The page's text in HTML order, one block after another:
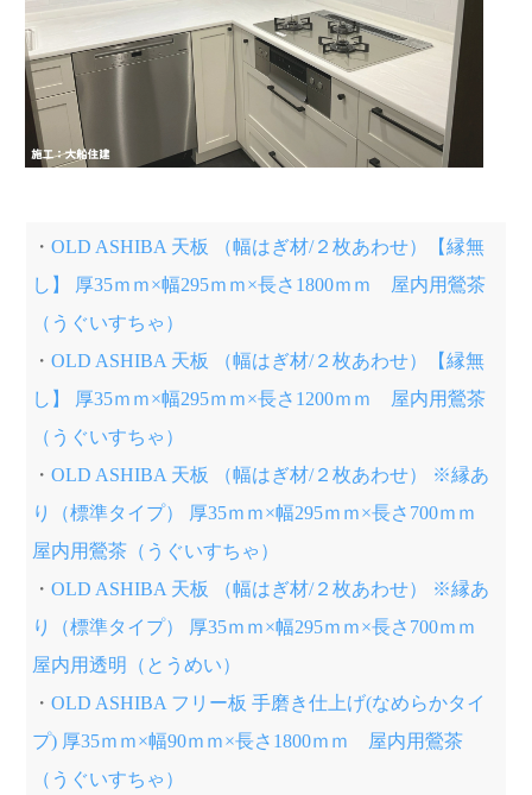
・OLD ASHIBA 天板 （幅はぎ材/２枚あわせ）【縁無
し】 厚35ｍｍ×幅295ｍｍ×長さ1800ｍｍ 屋内用鶯茶
（うぐいすちゃ）
・OLD ASHIBA 天板 （幅はぎ材/２枚あわせ）【縁無
し】 厚35ｍｍ×幅295ｍｍ×長さ1200ｍｍ 屋内用鶯茶
（うぐいすちゃ）
・OLD ASHIBA 天板 （幅はぎ材/２枚あわせ） ※縁あ
り（標準タイプ） 厚35ｍｍ×幅295ｍｍ×長さ700ｍｍ
屋内用鶯茶（うぐいすちゃ）
・OLD ASHIBA 天板 （幅はぎ材/２枚あわせ） ※縁あ
り（標準タイプ） 厚35ｍｍ×幅295ｍｍ×長さ700ｍｍ
屋内用透明（とうめい）
・OLD ASHIBA フリー板 手磨き仕上げ(なめらかタイ
プ) 厚35ｍｍ×幅90ｍｍ×長さ1800ｍｍ 屋内用鶯茶
（うぐいすちゃ）